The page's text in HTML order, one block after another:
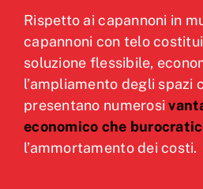
Rispetto ai capannoni in
capannoni con telo
soluzione flessibile,
l’ampliamento degli spazi
presentano numerosi
economico che
l’ammortamento dei costi.